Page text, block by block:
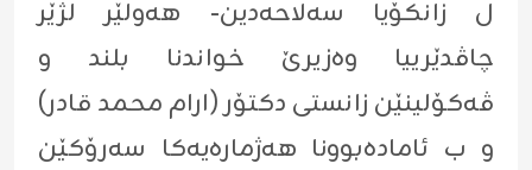
ل زانكۆیا سه‌لاحه‌دین- هه‌ولێر لژێر
چاڤدێرییا وه‌زیرێ خواندنا بلند و
ڤه‌كۆلینێن زانستى دكتۆر (ارام محمد قادر)
و ب ئاماده‌بوونا هه‌ژماره‌یه‌كا سه‌رۆكێن